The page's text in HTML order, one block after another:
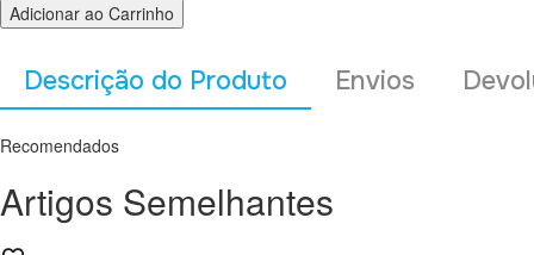
Adicionar ao Carrinho
Descrição do Produto Envios
Recomendados
Artigos Semelhantes